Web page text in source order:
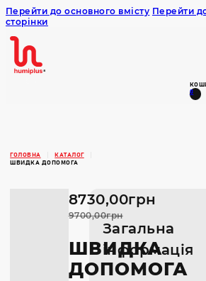
Перейти до основного вмісту Перейти
сторінки
Humiplus
0
ГОЛОВНА
КАТАЛОГ
ШВИДКА ДОПОМОГА
8730,00грн
9700,00грн
ШВИДКА
ДОПОМОГА
Загальна
інформація